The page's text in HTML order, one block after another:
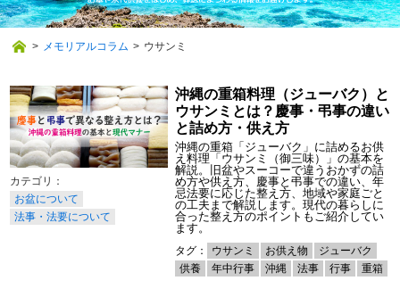
> メモリアルコラム > ウサンミ
お盆について
法事・法要について
沖縄の重箱料理（ジューバク）と
ウサンミとは？慶事・弔事の違い
と詰め方・供え方
沖縄の重箱「ジューバク」に詰めるお供
え料理「ウサンミ（御三味）」の基本を
解説。旧盆やスーコーで違うおかずの詰
め方や供え方、慶事と弔事での違い、年
忌法要に応じた整え方、地域や家庭ごと
の工夫まで解説します。現代の暮らしに
合った整え方のポイントもご紹介してい
ます。
タグ： ウサンミ お供え物
ジューバク
供養
年中行事 沖縄 法事 行事 重箱